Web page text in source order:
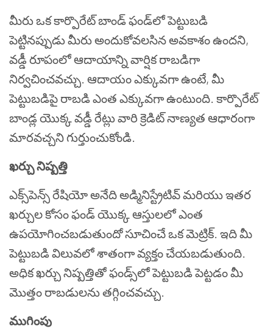
మీరు ఒక కార్పొరేట్ బాండ్ ఫండ్‌లో పెట్టుబడి
పెట్టినప్పుడు మీరు అందుకోవలసిన అవకాశం ఉందని,
వడ్డీ రూపంలో ఆదాయాన్ని వార్షిక రాబడిగా
నిర్వచించవచ్చు. ఆదాయం ఎక్కువగా ఉంటే, మీ
పెట్టుబడిపై రాబడి ఎంత ఎక్కువగా ఉంటుంది. కార్పొరేట్
బాండ్ల యొక్క వడ్డీ రేట్లు వారి క్రెడిట్ నాణ్యత ఆధారంగా
మారవచ్చని గుర్తుంచుకోండి.
ఖర్చు నిష్పత్తి
ఎక్స్‌పెన్స్ రేషియో అనేది అడ్మినిస్ట్రేటివ్ మరియు ఇతర
ఖర్చుల కోసం ఫండ్ యొక్క ఆస్తులలో ఎంత
ఉపయోగించబడుతుందో సూచించే ఒక మెట్రిక్. ఇది మీ
పెట్టుబడి విలువలో శాతంగా వ్యక్తం చేయబడుతుంది.
అధిక ఖర్చు నిష్పత్తితో ఫండ్స్‌లో పెట్టుబడి పెట్టడం మీ
మొత్తం రాబడులను తగ్గించవచ్చు.
ముగింపు